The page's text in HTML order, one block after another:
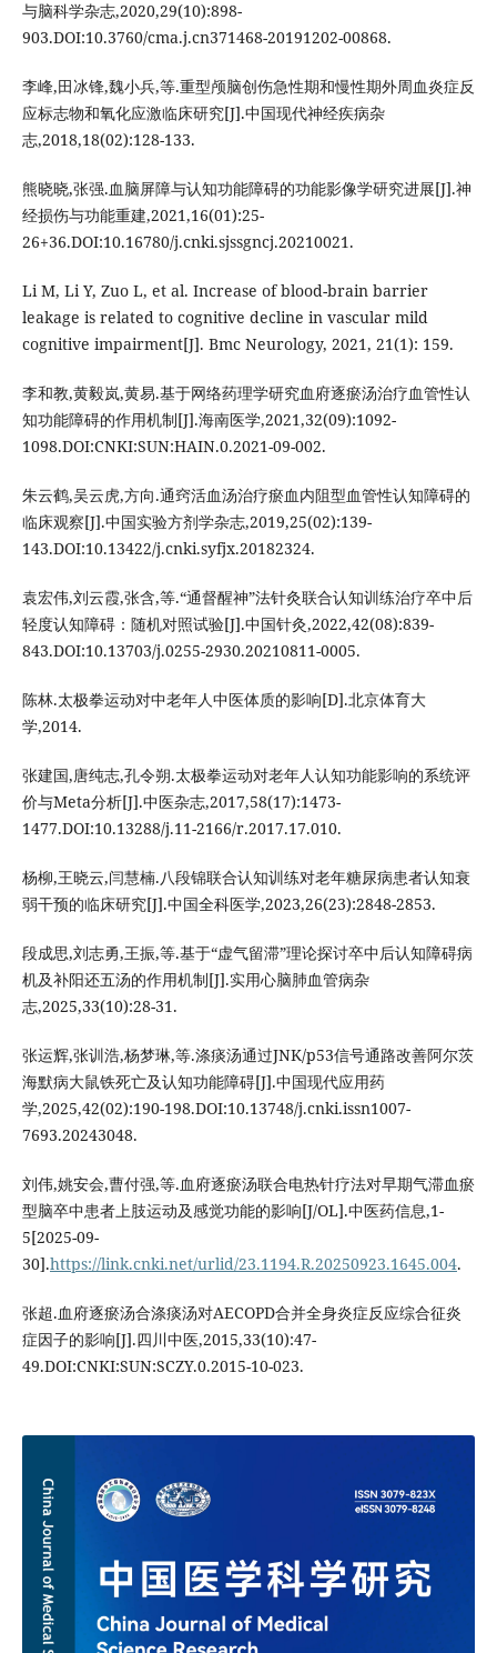
与脑科学杂志,2020,29(10):898-
903.DOI:10.3760/cma.j.cn371468-20191202-00868.
李峰,田冰锋,魏小兵,等.重型颅脑创伤急性期和慢性期外周血炎症反
应标志物和氧化应激临床研究[J].中国现代神经疾病杂
志,2018,18(02):128-133.
熊晓晓,张强.血脑屏障与认知功能障碍的功能影像学研究进展[J].神
经损伤与功能重建,2021,16(01):25-
26+36.DOI:10.16780/j.cnki.sjssgncj.20210021.
Li M, Li Y, Zuo L, et al. Increase of blood-brain barrier
leakage is related to cognitive decline in vascular mild
cognitive impairment[J]. Bmc Neurology, 2021, 21(1): 159.
李和教,黄毅岚,黄易.基于网络药理学研究血府逐瘀汤治疗血管性认
知功能障碍的作用机制[J].海南医学,2021,32(09):1092-
1098.DOI:CNKI:SUN:HAIN.0.2021-09-002.
朱云鹤,吴云虎,方向.通窍活血汤治疗瘀血内阻型血管性认知障碍的
临床观察[J].中国实验方剂学杂志,2019,25(02):139-
143.DOI:10.13422/j.cnki.syfjx.20182324.
袁宏伟,刘云霞,张含,等.“通督醒神”法针灸联合认知训练治疗卒中后
轻度认知障碍：随机对照试验[J].中国针灸,2022,42(08):839-
843.DOI:10.13703/j.0255-2930.20210811-0005.
陈林.太极拳运动对中老年人中医体质的影响[D].北京体育大
学,2014.
张建国,唐纯志,孔令朔.太极拳运动对老年人认知功能影响的系统评
价与Meta分析[J].中医杂志,2017,58(17):1473-
1477.DOI:10.13288/j.11-2166/r.2017.17.010.
杨柳,王晓云,闫慧楠.八段锦联合认知训练对老年糖尿病患者认知衰
弱干预的临床研究[J].中国全科医学,2023,26(23):2848-2853.
段成思,刘志勇,王振,等.基于“虚气留滞”理论探讨卒中后认知障碍病
机及补阳还五汤的作用机制[J].实用心脑肺血管病杂
志,2025,33(10):28-31.
张运辉,张训浩,杨梦琳,等.涤痰汤通过JNK/p53信号通路改善阿尔茨
海默病大鼠铁死亡及认知功能障碍[J].中国现代应用药
学,2025,42(02):190-198.DOI:10.13748/j.cnki.issn1007-
7693.20243048.
刘伟,姚安会,曹付强,等.血府逐瘀汤联合电热针疗法对早期气滞血瘀
型脑卒中患者上肢运动及感觉功能的影响[J/OL].中医药信息,1-
5[2025-09-
30].https://link.cnki.net/urlid/23.1194.R.20250923.1645.004.
张超.血府逐瘀汤合涤痰汤对AECOPD合并全身炎症反应综合征炎
症因子的影响[J].四川中医,2015,33(10):47-
49.DOI:CNKI:SUN:SCZY.0.2015-10-023.